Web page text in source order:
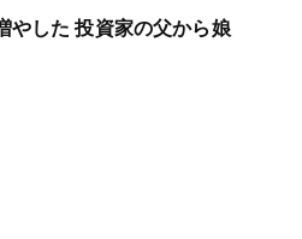
した 投資家の父から娘